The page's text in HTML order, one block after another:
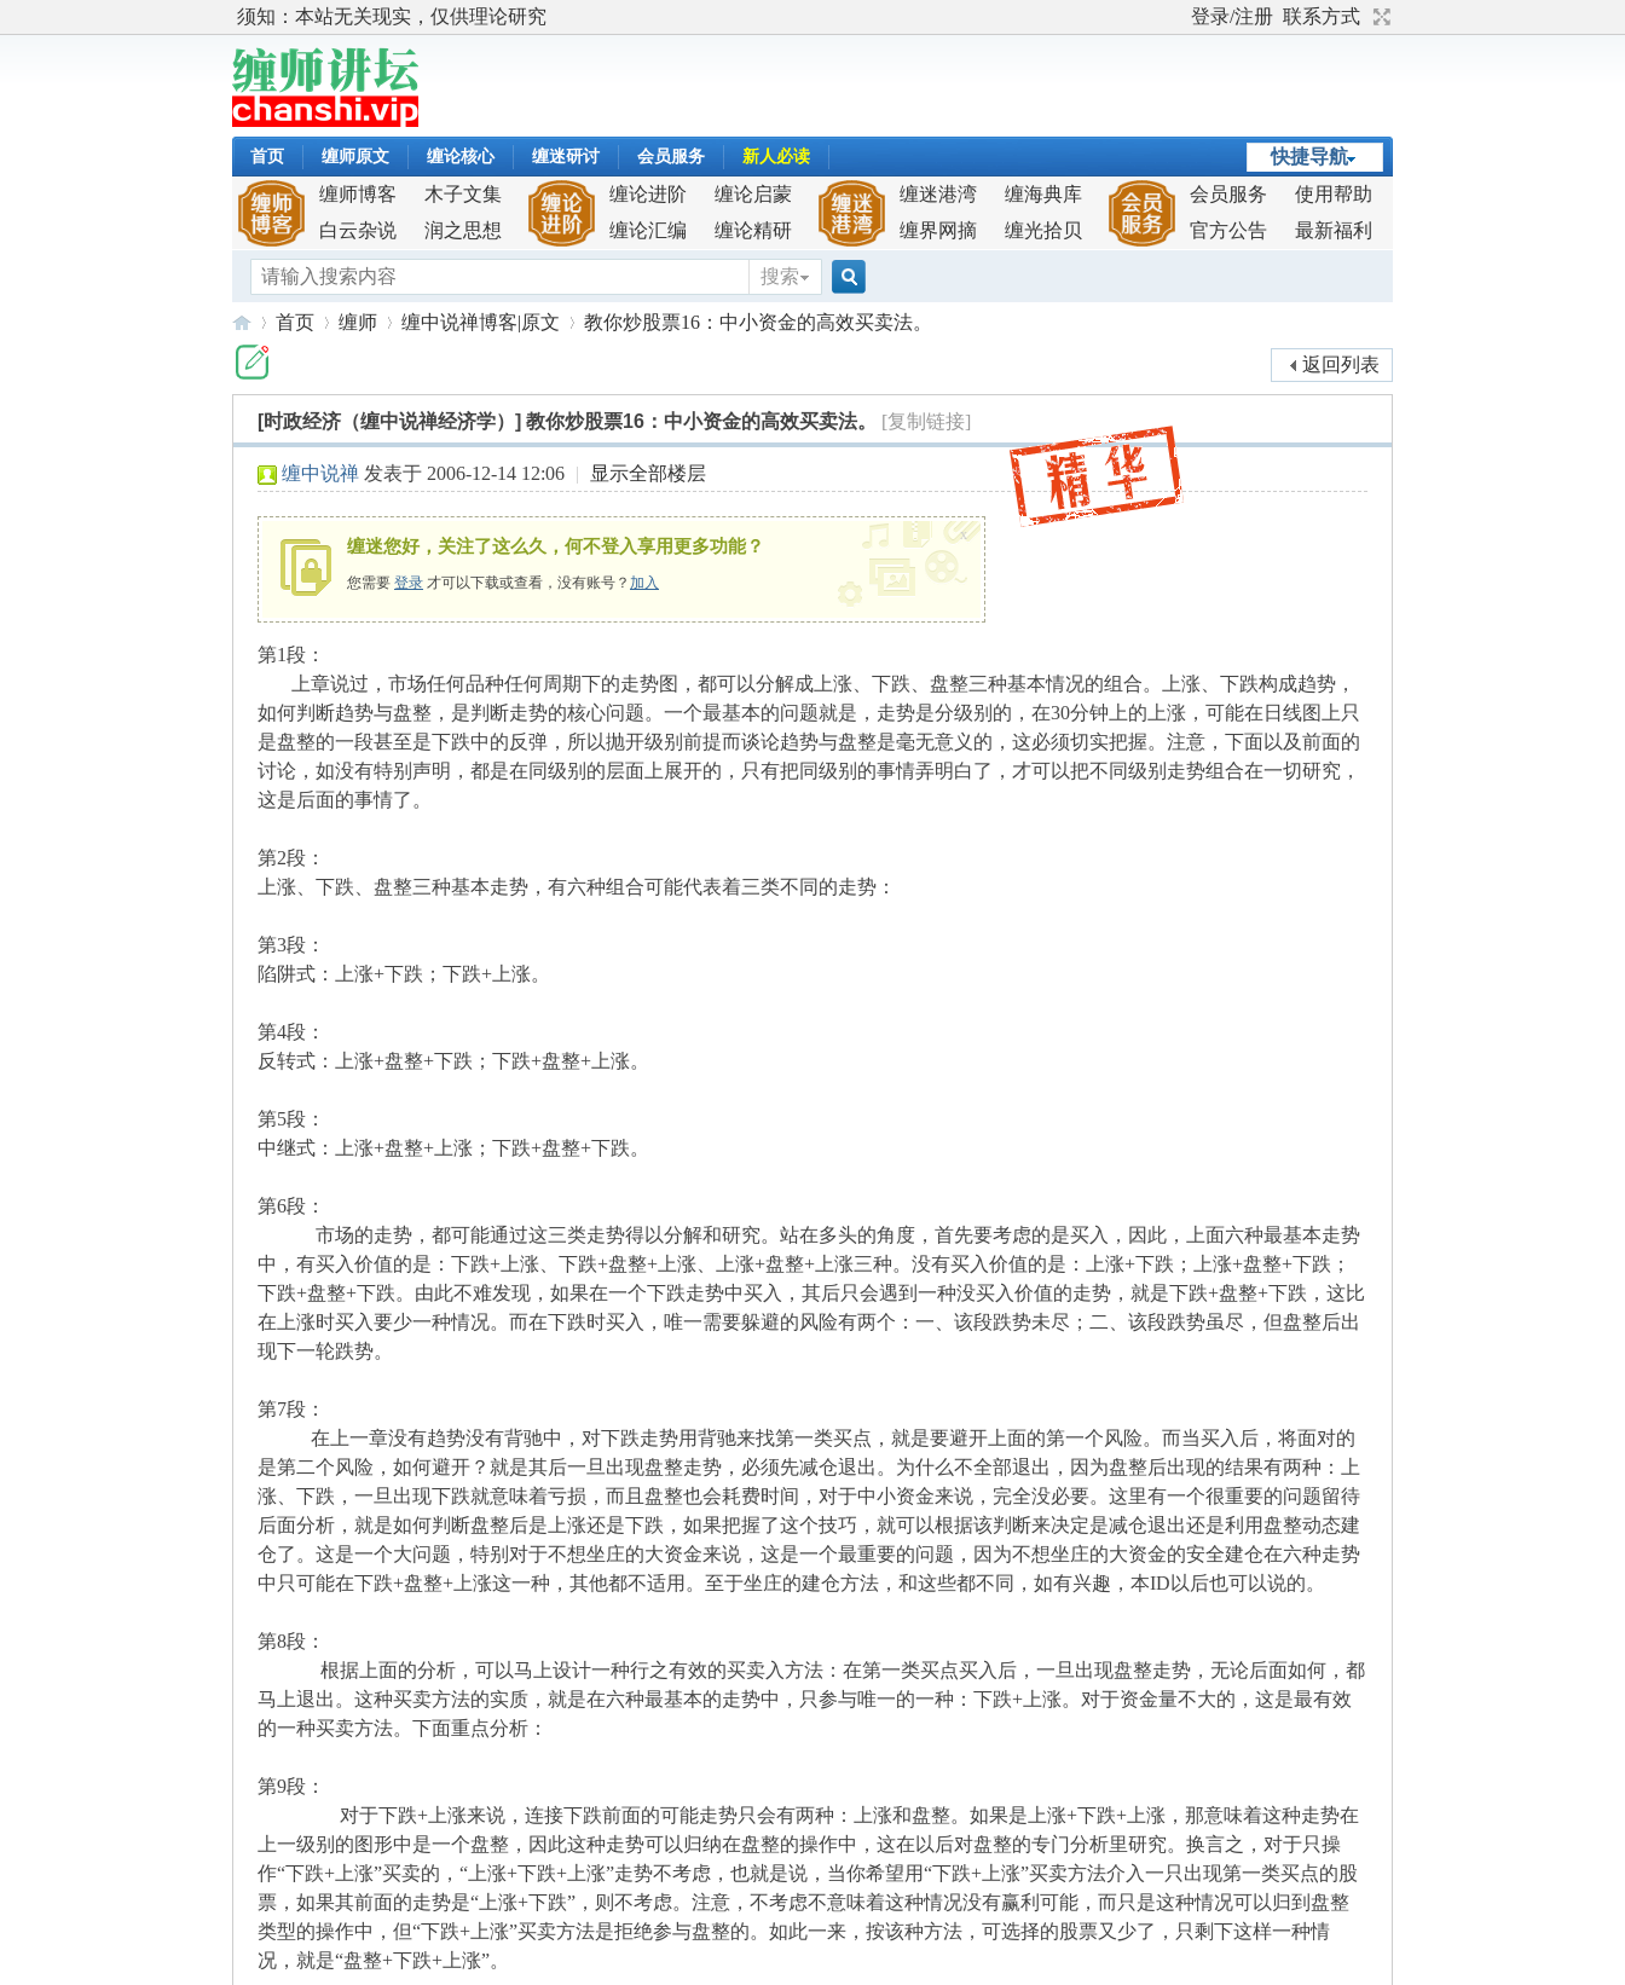
须知：本站无关现实，仅供理论研究 登录/注册 联系方式
快捷导航
首页 缠师原文 缠论核心 缠迷研讨 会员服务 新人必读
缠师博客
木子文集
白云杂说
润之思想
缠论进阶
缠论启蒙
缠论汇编
缠论精研
缠迷港湾
缠海典库
缠界网摘
缠光拾贝
会员服务
使用帮助
官方公告
最新福利
搜索
搜
索
首页
›
缠师
›
缠中说禅博客|原文
›
教你炒股票16：中小资金的高效买卖法。
返回列表
[时政经济（缠中说禅经济学）] 教你炒股票16：中小资金的高效买卖法。 [复制链接]
缠中说禅 发表于 2006-12-14 12:06 | 显示全部楼层
缠迷您好，关注了这么久，何不登入享用更多功能？
您需要 登录 才可以下载或查看，没有账号？ 加入
x
第1段：
上章说过，市场任何品种任何周期下的走势图，都可以分解成上涨、下跌、盘整三种基本情况的组合。上涨、下跌构成趋势，
如何判断趋势与盘整，是判断走势的核心问题。一个最基本的问题就是，走势是分级别的，在30分钟上的上涨，可能在日线图上只
是盘整的一段甚至是下跌中的反弹，所以抛开级别前提而谈论趋势与盘整是毫无意义的，这必须切实把握。注意，下面以及前面的
讨论，如没有特别声明，都是在同级别的层面上展开的，只有把同级别的事情弄明白了，才可以把不同级别走势组合在一切研究，
这是后面的事情了。
第2段：
上涨、下跌、盘整三种基本走势，有六种组合可能代表着三类不同的走势：
第3段：
陷阱式：上涨+下跌；下跌+上涨。
第4段：
反转式：上涨+盘整+下跌；下跌+盘整+上涨。
第5段：
中继式：上涨+盘整+上涨；下跌+盘整+下跌。
第6段：
市场的走势，都可能通过这三类走势得以分解和研究。站在多头的角度，首先要考虑的是买入，因此，上面六种最基本走势
中，有买入价值的是：下跌+上涨、下跌+盘整+上涨、上涨+盘整+上涨三种。没有买入价值的是：上涨+下跌；上涨+盘整+下跌；
下跌+盘整+下跌。由此不难发现，如果在一个下跌走势中买入，其后只会遇到一种没买入价值的走势，就是下跌+盘整+下跌，这比
在上涨时买入要少一种情况。而在下跌时买入，唯一需要躲避的风险有两个：一、该段跌势未尽；二、该段跌势虽尽，但盘整后出
现下一轮跌势。
第7段：
在上一章没有趋势没有背驰中，对下跌走势用背驰来找第一类买点，就是要避开上面的第一个风险。而当买入后，将面对的
是第二个风险，如何避开？就是其后一旦出现盘整走势，必须先减仓退出。为什么不全部退出，因为盘整后出现的结果有两种：上
涨、下跌，一旦出现下跌就意味着亏损，而且盘整也会耗费时间，对于中小资金来说，完全没必要。这里有一个很重要的问题留待
后面分析，就是如何判断盘整后是上涨还是下跌，如果把握了这个技巧，就可以根据该判断来决定是减仓退出还是利用盘整动态建
仓了。这是一个大问题，特别对于不想坐庄的大资金来说，这是一个最重要的问题，因为不想坐庄的大资金的安全建仓在六种走势
中只可能在下跌+盘整+上涨这一种，其他都不适用。至于坐庄的建仓方法，和这些都不同，如有兴趣，本ID以后也可以说的。
第8段：
根据上面的分析，可以马上设计一种行之有效的买卖入方法：在第一类买点买入后，一旦出现盘整走势，无论后面如何，都
马上退出。这种买卖方法的实质，就是在六种最基本的走势中，只参与唯一的一种：下跌+上涨。对于资金量不大的，这是最有效
的一种买卖方法。下面重点分析：
第9段：
对于下跌+上涨来说，连接下跌前面的可能走势只会有两种：上涨和盘整。如果是上涨+下跌+上涨，那意味着这种走势在
上一级别的图形中是一个盘整，因此这种走势可以归纳在盘整的操作中，这在以后对盘整的专门分析里研究。换言之，对于只操
作“下跌+上涨”买卖的，“上涨+下跌+上涨”走势不考虑，也就是说，当你希望用“下跌+上涨”买卖方法介入一只出现第一类买点的股
票，如果其前面的走势是“上涨+下跌”，则不考虑。注意，不考虑不意味着这种情况没有赢利可能，而只是这种情况可以归到盘整
类型的操作中，但“下跌+上涨”买卖方法是拒绝参与盘整的。如此一来，按该种方法，可选择的股票又少了，只剩下这样一种情
况，就是“盘整+下跌+上涨”。